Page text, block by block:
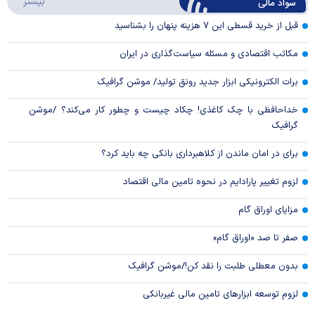
Video
سواد مالی
قبل از خرید قسطی این ۷ هزینه پنهان را بشناسید
مکاتب اقتصادی و مسئله سیاست‌گذاری در ایران
برات الکترونیکی ابزار جدید رونق تولید/ موشن گرافیک
خداحافظی با چک کاغذی! چکاد چیست و چطور کار می‌کند؟ /موشن
گرافیک
برای در امان ماندن از کلاهبرداری بانکی چه باید کرد؟
لزوم تغییر پارادایم در نحوه تامین مالی اقتصاد
مزایای اوراق گام
صفر تا صد «اوراق گام»
بدون معطلی طلبت را نقد کن!/موشن گرافیک
لزوم توسعه ابزارهای تامین مالی غیربانکی